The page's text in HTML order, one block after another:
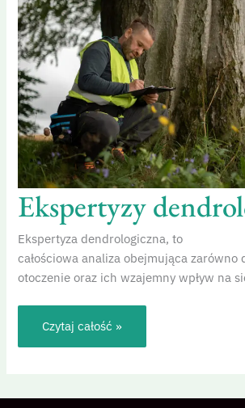
Ekspertyzy
Ekspertyza dendrologiczna, to
całościowa analiza obejmująca zarówno
otoczenie oraz ich wzajemny wpływ na
Czytaj całość »